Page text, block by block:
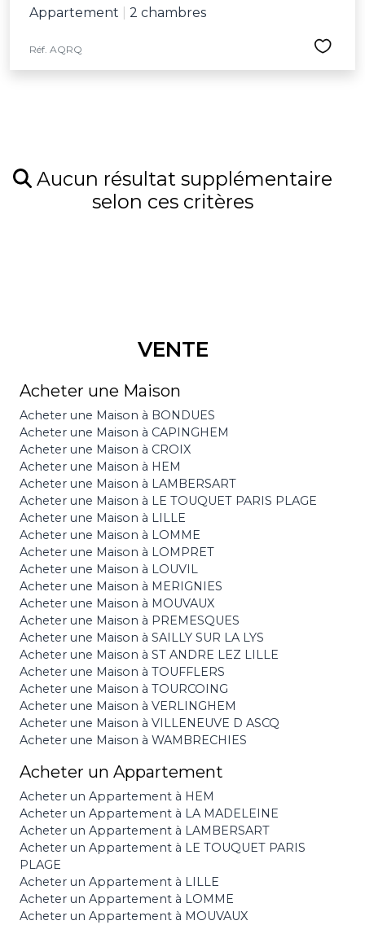
Appartement 2 chambres
Réf. AQRQ
Aucun résultat supplémentaire
selon ces critères
VENTE
Acheter une Maison
Acheter une Maison à BONDUES
Acheter une Maison à CAPINGHEM
Acheter une Maison à CROIX
Acheter une Maison à HEM
Acheter une Maison à LAMBERSART
Acheter une Maison à LE TOUQUET PARIS PLAGE
Acheter une Maison à LILLE
Acheter une Maison à LOMME
Acheter une Maison à LOMPRET
Acheter une Maison à LOUVIL
Acheter une Maison à MERIGNIES
Acheter une Maison à MOUVAUX
Acheter une Maison à PREMESQUES
Acheter une Maison à SAILLY SUR LA LYS
Acheter une Maison à ST ANDRE LEZ LILLE
Acheter une Maison à TOUFFLERS
Acheter une Maison à TOURCOING
Acheter une Maison à VERLINGHEM
Acheter une Maison à VILLENEUVE D ASCQ
Acheter une Maison à WAMBRECHIES
Acheter un Appartement
Acheter un Appartement à HEM
Acheter un Appartement à LA MADELEINE
Acheter un Appartement à LAMBERSART
Acheter un Appartement à LE TOUQUET PARIS
PLAGE
Acheter un Appartement à LILLE
Acheter un Appartement à LOMME
Acheter un Appartement à MOUVAUX